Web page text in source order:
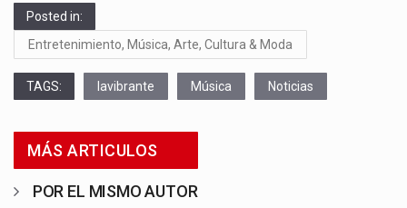
Posted in:
Entretenimiento, Música, Arte, Cultura & Moda
TAGS: lavibrante Música Noticias
MÁS ARTICULOS
POR EL MISMO AUTOR